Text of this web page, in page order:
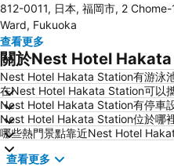
Fukuoka Yafuoku! Dome
Acros Fukuoka
Tojinmachi Station
Fukuoka Convention Center
Higashihie Station
Nishitetsu Kurume Station
Nishitetsu Hall
812-0011, 日本, 福岡市, 2
Ward, Fukuoka
查看更多
關於Nest Hotel
Nest Hotel Hakata Station有游泳
在Nest Hotel Hakata Station可以
Nest Hotel Hakata Station有停車
Nest Hotel Hakata Station位於哪
哪些熱門景點靠近Nest Hotel
查看更多